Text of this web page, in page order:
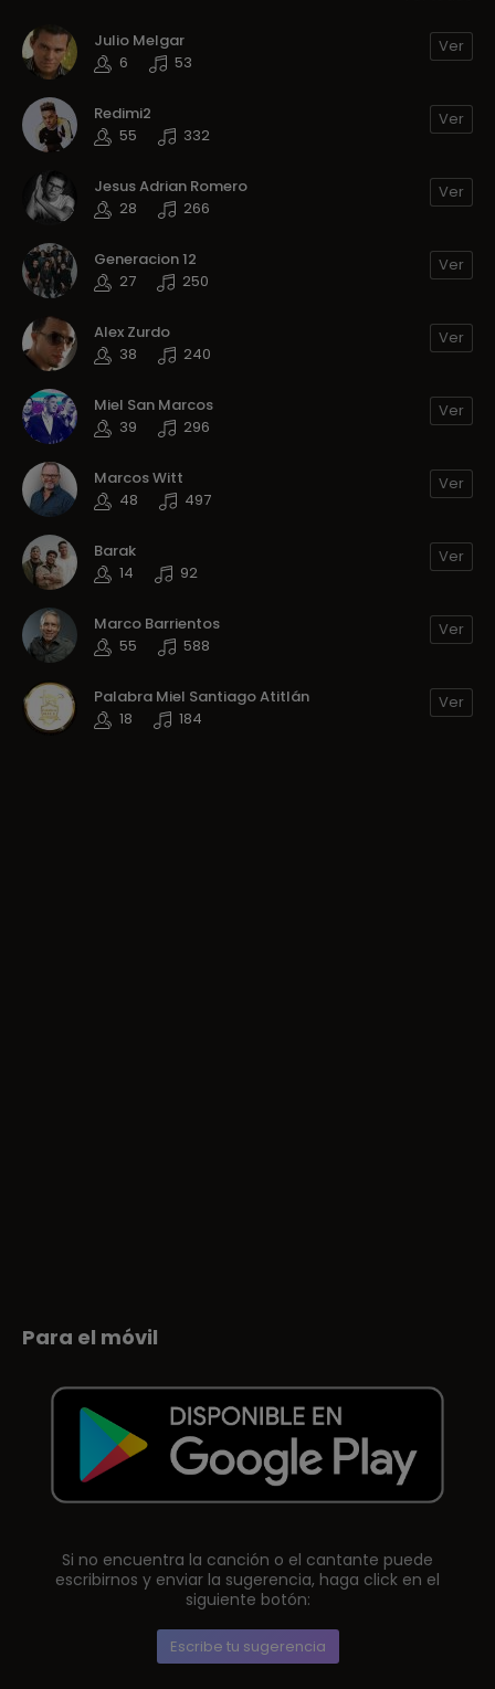
Julio Melgar
6
53
Ver
Redimi2
55
332
Ver
Jesus Adrian Romero
28
266
Ver
Generacion 12
27
250
Ver
Alex Zurdo
38
240
Ver
Miel San Marcos
39
296
Ver
Marcos Witt
48
497
Ver
Barak
14
92
Ver
Marco Barrientos
55
588
Ver
Palabra Miel Santiago Atitlán
18
184
Ver
Para el móvil
Si no encuentra la canción o el cantante puede
escribirnos y enviar la sugerencia, haga click en el
siguiente botón:
Escribe tu sugerencia